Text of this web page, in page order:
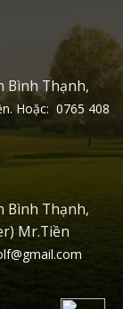
Bình Thạnh,
Hoặc: 0765 408
Bình Thạnh,
Mr.Tiền